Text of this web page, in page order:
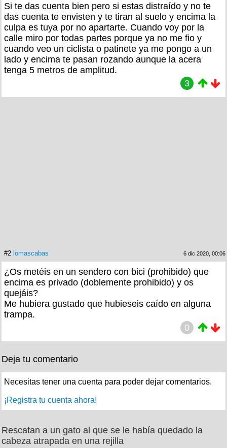
Si te das cuenta bien pero si estas distraído y no te
das cuenta te envisten y te tiran al suelo y encima la
culpa es tuya por no apartarte. Cuando voy por la
calle miro por todas partes porque ya no me fio y
cuando veo un ciclista o patinete ya me pongo a un
lado y encima te pasan rozando aunque la acera
tenga 5 metros de amplitud.
3
#2 lomascabas 6 dic 2020, 00:06
¿Os metéis en un sendero con bici (prohibido) que
encima es privado (doblemente prohibido) y os
quejáis?
Me hubiera gustado que hubieseis caído en alguna
trampa.
0
Deja tu comentario
Necesitas tener una cuenta para poder dejar comentarios.
¡Registra tu cuenta ahora!
Rescatan a un gato al que se le había quedado la
cabeza atrapada en una rejilla